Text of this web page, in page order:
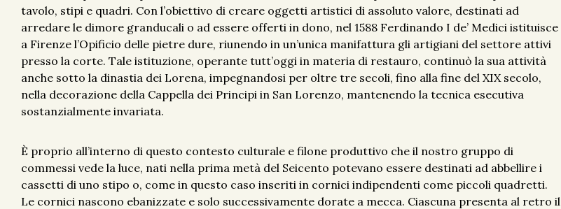
tavolo, stipi e quadri. Con l’obiettivo di creare oggetti artistici di assoluto valore, destinati ad
arredare le dimore granducali o ad essere offerti in dono, nel 1588 Ferdinando I de’ Medici istituisce
a Firenze l’Opificio delle pietre dure, riunendo in un’unica manifattura gli artigiani del settore attivi
presso la corte. Tale istituzione, operante tutt’oggi in materia di restauro, continuò la sua attività
anche sotto la dinastia dei Lorena, impegnandosi per oltre tre secoli, fino alla fine del XIX secolo,
nella decorazione della Cappella dei Principi in San Lorenzo, mantenendo la tecnica esecutiva
sostanzialmente invariata.
È proprio all’interno di questo contesto culturale e filone produttivo che il nostro gruppo di
commessi vede la luce, nati nella prima metà del Seicento potevano essere destinati ad abbellire i
cassetti di uno stipo o, come in questo caso inseriti in cornici indipendenti come piccoli quadretti.
Le cornici nascono ebanizzate e solo successivamente dorate a mecca. Ciascuna presenta al retro il